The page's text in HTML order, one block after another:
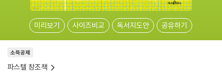
미리보기 사이즈비교 독서지도안 공유하기
소득공제
파스텔 창조책